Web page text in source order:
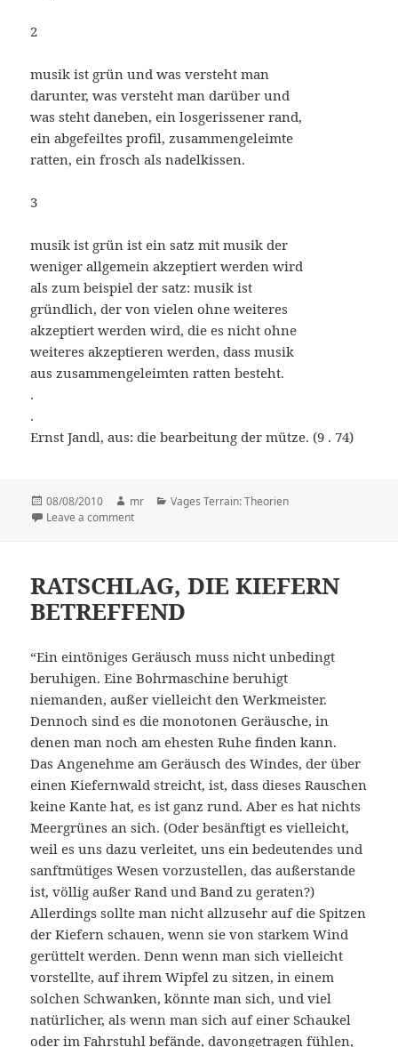
2
musik ist grün und was versteht man
darunter, was versteht man darüber und
was steht daneben, ein losgerissener rand,
ein abgefeiltes profil, zusammengeleimte
ratten, ein frosch als nadelkissen.
3
musik ist grün ist ein satz mit musik der
weniger allgemein akzeptiert werden wird
als zum beispiel der satz: musik ist
gründlich, der von vielen ohne weiteres
akzeptiert werden wird, die es nicht ohne
weiteres akzeptieren werden, dass musik
aus zusammengeleimten ratten besteht.
.
.
Ernst Jandl, aus: die bearbeitung der mütze. (9 . 74)
Posted
on
08/08/2010 Author
mr Categories
Vages Terrain: Theorien
Leave a comment
RATSCHLAG, DIE KIEFERN
BETREFFEND
“Ein eintöniges Geräusch muss nicht unbedingt
beruhigen. Eine Bohrmaschine beruhigt
niemanden, außer vielleicht den Werkmeister.
Dennoch sind es die monotonen Geräusche, in
denen man noch am ehesten Ruhe finden kann.
Das Angenehme am Geräusch des Windes, der über
einen Kiefernwald streicht, ist, dass dieses Rauschen
keine Kante hat, es ist ganz rund. Aber es hat nichts
Meergrünes an sich. (Oder besänftigt es vielleicht,
weil es uns dazu verleitet, uns ein bedeutendes und
sanftmütiges Wesen vorzustellen, das außerstande
ist, völlig außer Rand und Band zu geraten?)
Allerdings sollte man nicht allzusehr auf die Spitzen
der Kiefern schauen, wenn sie von starkem Wind
gerüttelt werden. Denn wenn man sich vielleicht
vorstellte, auf ihrem Wipfel zu sitzen, in einem
solchen Schwanken, könnte man sich, und viel
natürlicher, als wenn man sich auf einer Schaukel
oder im Fahrstuhl befände, davongetragen fühlen,